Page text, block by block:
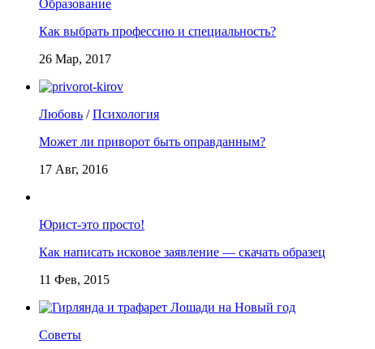
Образование
Как выбрать профессию и специальность?
26 Мар, 2017
Любовь /Психология
Может ли приворот быть оправданным?
17 Авг, 2016
Юрист-это просто!
Как написать исковое заявление — скачать образец
11 Фев, 2015
Советы